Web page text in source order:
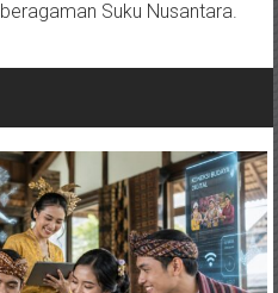
Suku Nusantara.